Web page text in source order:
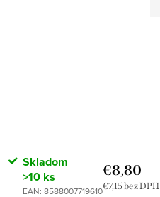
Skladom
>10 ks
EAN: 8588007719610
€8,80
€7,15 bez DPH